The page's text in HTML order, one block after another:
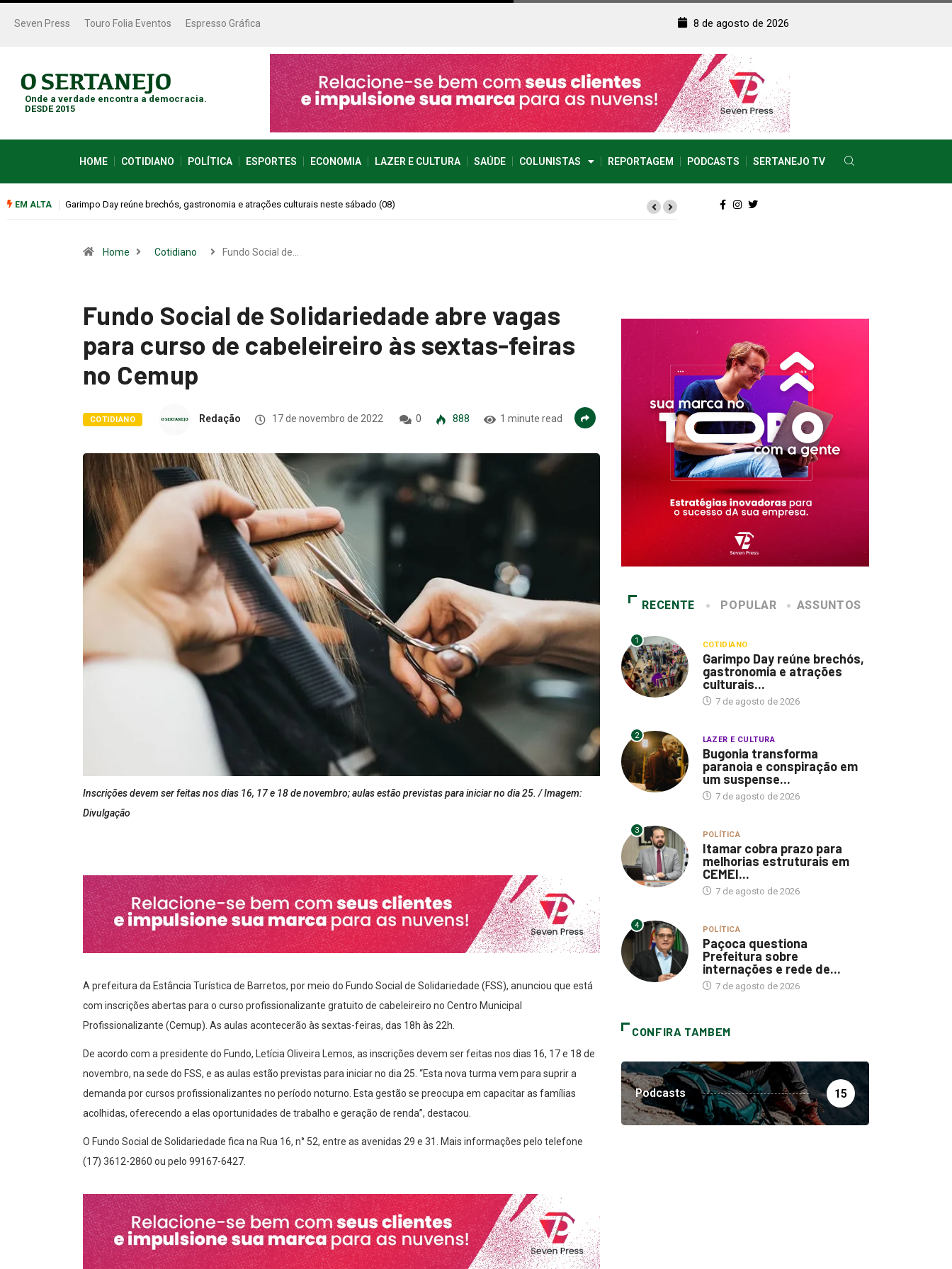
Seven Press Touro Folia Eventos Espresso Gráfica 8 de agosto de 2026
Onde a verdade encontra a democracia.
DESDE 2015
HOME COTIDIANO POLÍTICA ESPORTES ECONOMIA LAZER E CULTURA SAÚDE COLUNISTAS REPORTAGEM PODCASTS SERTANEJO TV
EM ALTA
sábado (08)Bugonia transforma paranoia e conspiração em um suspense imprevisível
Home Cotidiano Fundo Social de…
Fundo Social de Solidariedade abre vagas
para curso de cabeleireiro às sextas-feiras
no Cemup
COTIDIANO Redação 17 de novembro de 2022 0 888 1 minute read
Inscrições devem ser feitas nos dias 16, 17 e 18 de novembro; aulas estão previstas para iniciar no dia 25. / Imagem:
Divulgação
A prefeitura da Estância Turística de Barretos, por meio do Fundo Social de Solidariedade (FSS), anunciou que está
com inscrições abertas para o curso profissionalizante gratuito de cabeleireiro no Centro Municipal
Profissionalizante (Cemup). As aulas acontecerão às sextas-feiras, das 18h às 22h.
De acordo com a presidente do Fundo, Letícia Oliveira Lemos, as inscrições devem ser feitas nos dias 16, 17 e 18 de
novembro, na sede do FSS, e as aulas estão previstas para iniciar no dia 25. “Esta nova turma vem para suprir a
demanda por cursos profissionalizantes no período noturno. Esta gestão se preocupa em capacitar as famílias
acolhidas, oferecendo a elas oportunidades de trabalho e geração de renda”, destacou.
O Fundo Social de Solidariedade fica na Rua 16, n° 52, entre as avenidas 29 e 31. Mais informações pelo telefone
(17) 3612-2860 ou pelo 99167-6427.
RECENTE POPULAR ASSUNTOS
1 COTIDIANO
Garimpo Day reúne brechós,
gastronomia e atrações
culturais...
7 de agosto de 2026
2 LAZER E CULTURA
Bugonia transforma
paranoia e conspiração em
um suspense...
7 de agosto de 2026
3 POLÍTICA
Itamar cobra prazo para
melhorias estruturais em
CEMEI...
7 de agosto de 2026
4 POLÍTICA
Paçoca questiona
Prefeitura sobre
internações e rede de...
7 de agosto de 2026
CONFIRA TAMBEM
Podcasts 15